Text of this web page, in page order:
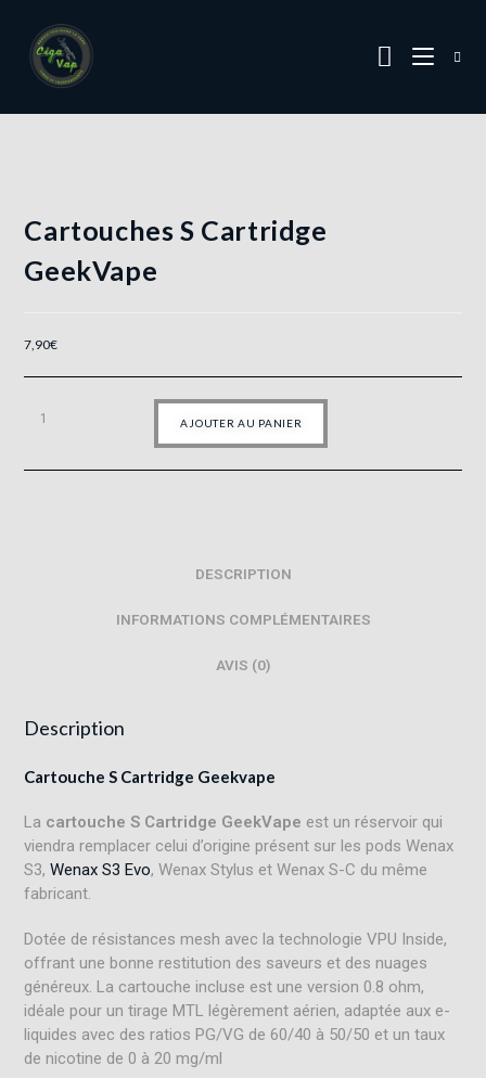
Cartouches S Cartridge
GeekVape
7,90€
AJOUTER AU PANIER
DESCRIPTION
INFORMATIONS COMPLÉMENTAIRES
AVIS (0)
Description
Cartouche S Cartridge Geekvape
La cartouche S Cartridge GeekVape est un réservoir qui
viendra remplacer celui d’origine présent sur les pods Wenax
S3,Wenax S3 Evo, Wenax Stylus et Wenax S-C du même
fabricant.
Dotée de résistances mesh avec la technologie VPU Inside,
offrant une bonne restitution des saveurs et des nuages
généreux La cartouche incluse est une version 0.8 ohm,
idéale pour un tirage MTL légèrement aérien, adaptée aux e-
liquides avec des ratios PG/VG de 60/40 à 50/50 et un taux
de nicotine de 0 à 20 mg/ml